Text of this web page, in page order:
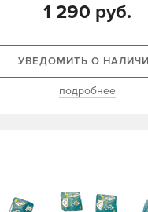
1 290 руб.
УВЕДОМИТЬ О
подробнее